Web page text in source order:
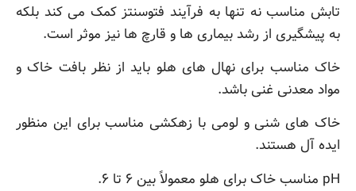
تابش مناسب نه تنها به فرآیند فتوسنتز کمک می کند بلکه
به پیشگیری از رشد بیماری ها و قارچ ها نیز موثر است.
خاک مناسب برای نهال های هلو باید از نظر بافت خاک و
مواد معدنی غنی باشد.
خاک های شنی و لومی با زهکشی مناسب برای این منظور
ایده آل هستند.
pH مناسب خاک برای هلو معمولاً بین ۶ تا ۶.